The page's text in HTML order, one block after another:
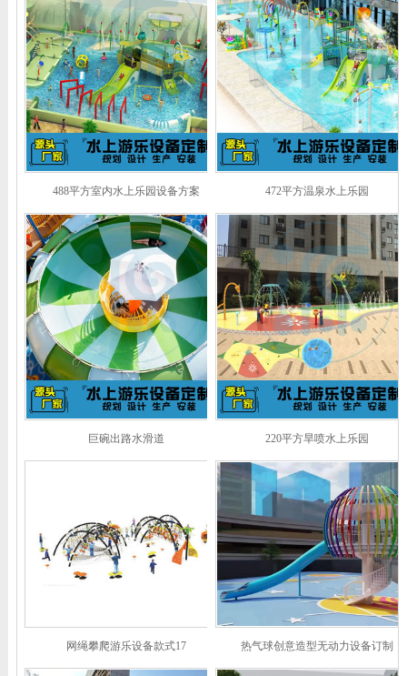
488平方室内水上乐园设备方案 472平方温泉水上乐园
巨碗出路水滑道 220平方旱喷水上乐园
网绳攀爬游乐设备款式17 热气球创意造型无动力设备订制